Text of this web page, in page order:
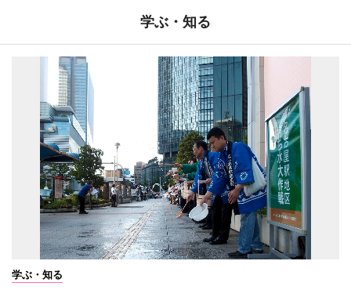
学ぶ・知る
学ぶ・知る